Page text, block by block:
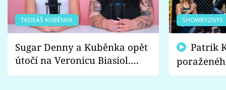
TADEÁŠ KUBĚNKA
Sugar Denny a Kuběnka opět
útočí na Veronicu Biasiol.
Proč je podle nich falešná a
SHOWBYZNYS
fanoušci